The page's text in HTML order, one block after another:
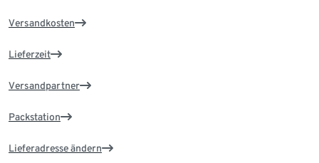
Versandkosten
Lieferzeit
Versandpartner
Packstation
Lieferadresse ändern